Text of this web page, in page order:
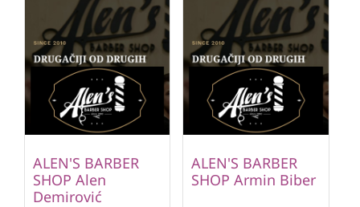
ALEN'S BARBER
SHOP Alen
Demirović
ALEN'S BARBER
SHOP Armin Biber